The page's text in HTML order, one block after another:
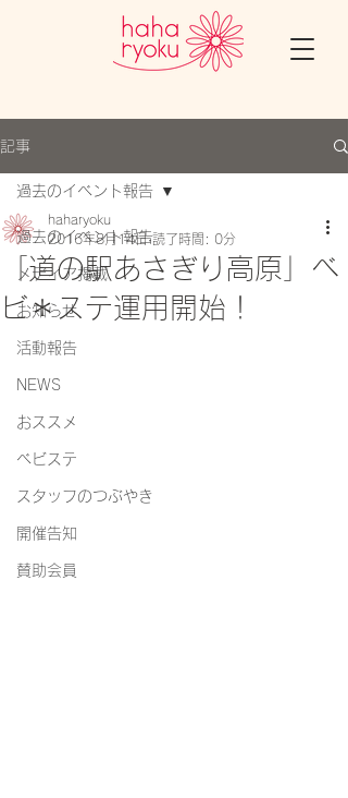
記事
過去のイベント報告
メディア掲載
お知らせ
活動報告
NEWS
おススメ
ベビステ
スタッフのつぶやき
開催告知
賛助会員
過去のイベント報告
「道の駅あさぎり高原」ベ
ビ＊ステ運用開始！
haharyoku
2016年8月14日 読了時間: 0分